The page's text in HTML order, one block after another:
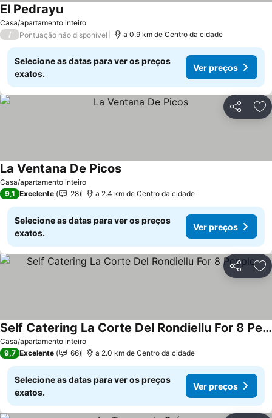
Casa/apartamento inteiro
El PedrayuVer preços
/ Pontuação não disponível a 0.9 km de Centro da cidade
Selecione as datas para ver os preços
exatos.
Ver preços
Partilhar
Casa/apartamento inteiro
La Ventana De PicosVer preços
9,1 Excelente 28 a 2.4 km de Centro da cidade
Selecione as datas para ver os preços
exatos.
Ver preços
Partilhar
Casa/apartamento inteiro
Self Catering La Corte Del Rondiellu For 8 People
Ver preços
9,7 Excelente 66 a 2.0 km de Centro da cidade
Selecione as datas para ver os preços
exatos.
Ver preços